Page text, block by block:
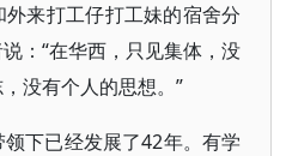
来打工仔打工妹的宿舍分
：“在华西，只见集体，没
没有个人的思想。”
下已经发展了42年。有学